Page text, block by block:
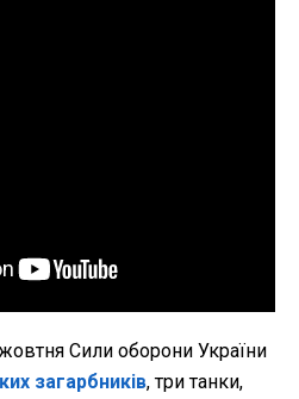
Сили оборони України
загарбників, три танки,